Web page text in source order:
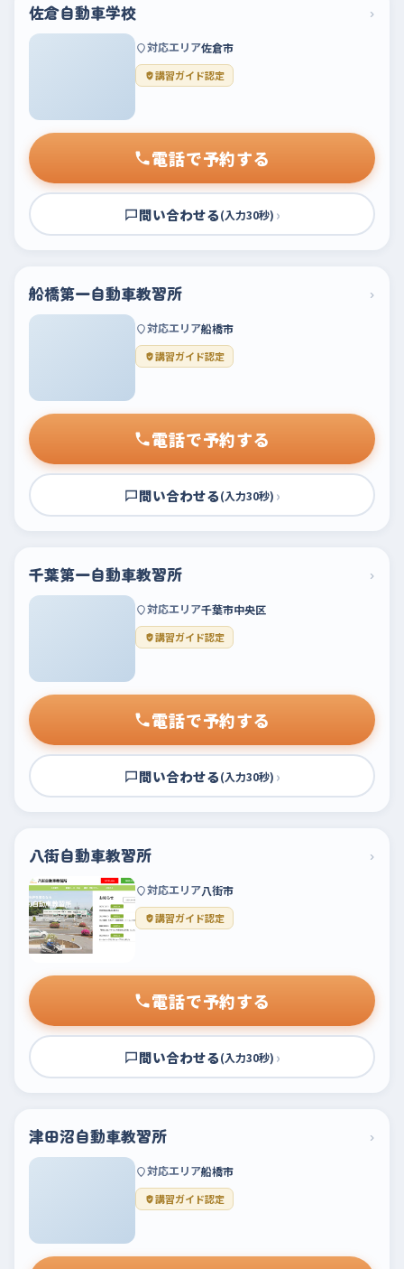
佐倉自動車学校 ›
対応エリア佐倉市
講習ガイド認定
電話で予約する
問い合わせる(入力30秒) ›
船橋第一自動車教習所 ›
対応エリア船橋市
講習ガイド認定
電話で予約する
問い合わせる(入力30秒) ›
千葉第一自動車教習所 ›
対応エリア千葉市中央区
講習ガイド認定
電話で予約する
問い合わせる(入力30秒) ›
八街自動車教習所 ›
対応エリア八街市
講習ガイド認定
電話で予約する
問い合わせる(入力30秒) ›
津田沼自動車教習所 ›
対応エリア船橋市
講習ガイド認定